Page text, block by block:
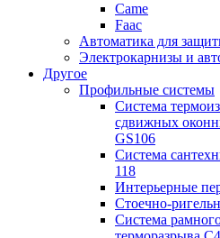
Came
Faac
Автоматика для
Электрокарнизы и
Другое
Профильные системы
Система
сдвижных
GS106
Система
118
Интерьерные
Стоечно-
Система